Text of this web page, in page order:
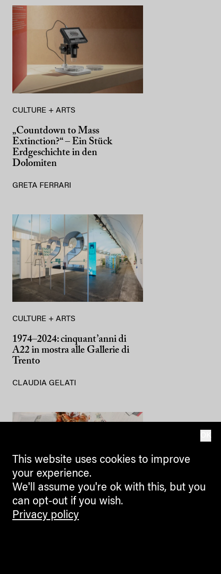
CULTURE + ARTS
„Countdown to Mass
Extinction?“ – Ein Stück
Erdgeschichte in den
Dolomiten
GRETA FERRARI
CULTURE + ARTS
1974–2024: cinquant’anni di
A22 in mostra alle Gallerie di
Trento
CLAUDIA GELATI
CULTURE + ARTS
This website uses cookies to improve
your experience.
We'll assume you're ok with this, but you
can opt-out if you wish.
Privacy policy